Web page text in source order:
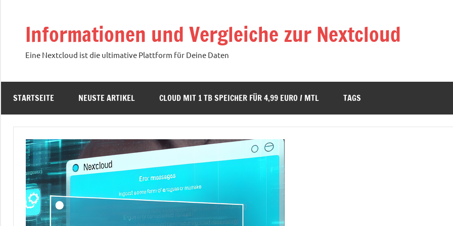
Informationen und Vergleiche zur Nextcloud
Eine Nextcloud ist die ultimative Plattform für Deine Daten
STARTSEITE NEUSTE ARTIKEL CLOUD MIT 1 TB SPEICHER FÜR 4,99 EURO / MTL TAGS